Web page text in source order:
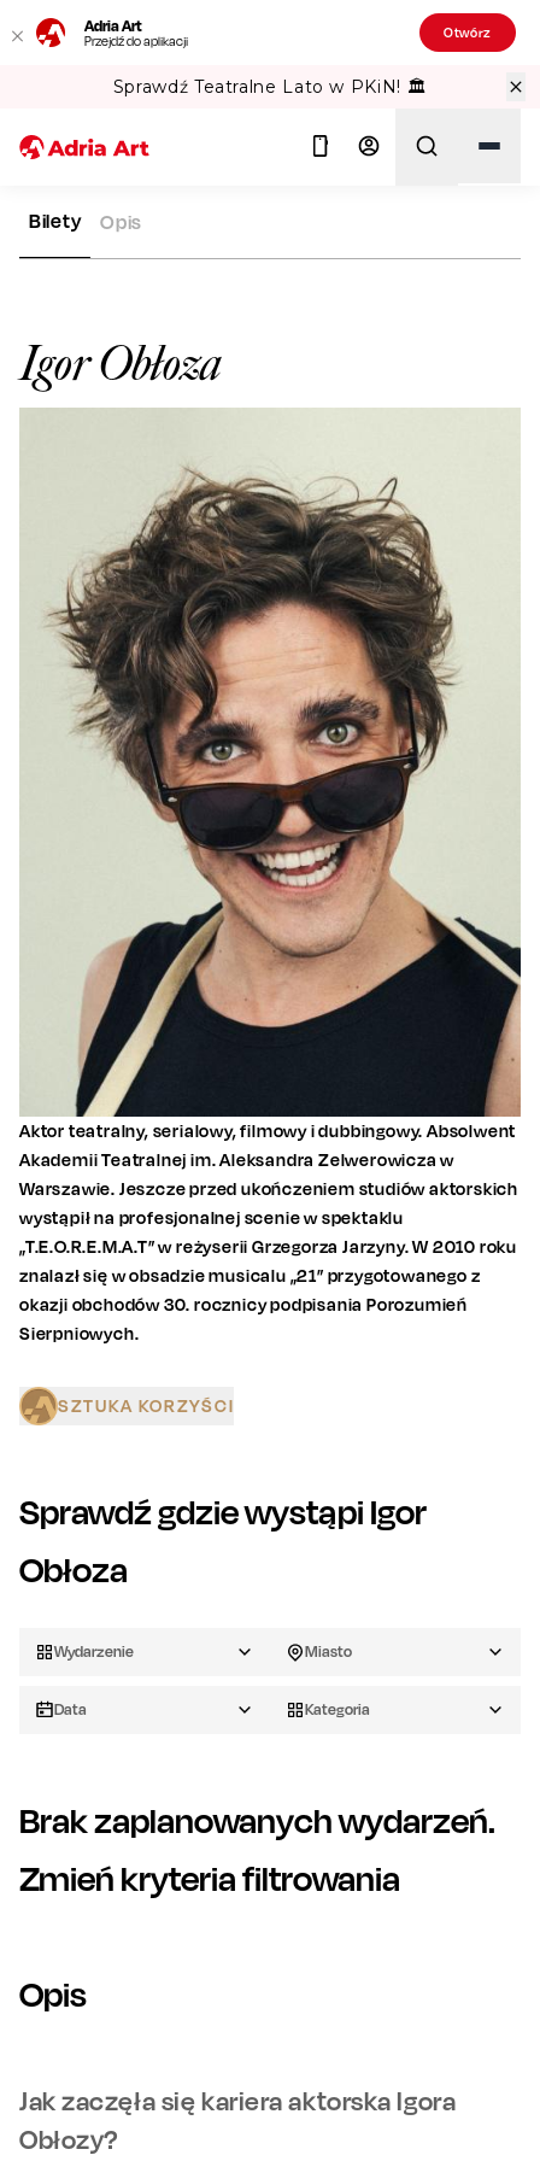
Adria Art
Przejdź do aplikacji Otwórz
Sprawdź Teatralne Lato w PKiN! 🏛️
ADRIA ART
Igor Obłoza
Bilety Opis
Aktor teatralny, serialowy, filmowy i dubbingowy. Absolwent
Akademii Teatralnej im. Aleksandra Zelwerowicza w
Warszawie. Jeszcze przed ukończeniem studiów aktorskich
wystąpił na profesjonalnej scenie w spektaklu
„T.E.O.R.E.M.A.T” w reżyserii Grzegorza Jarzyny. W 2010 roku
znalazł się w obsadzie musicalu „21” przygotowanego z
okazji obchodów 30. rocznicy podpisania Porozumień
Sierpniowych.
SZTUKA KORZYŚCI
Sprawdź gdzie wystąpi Igor
Obłoza
Wydarzenie Miasto
Data Kategoria
Brak zaplanowanych wydarzeń.
Zmień kryteria filtrowania
Opis
Jak zaczęła się kariera aktorska Igora
Obłozy?